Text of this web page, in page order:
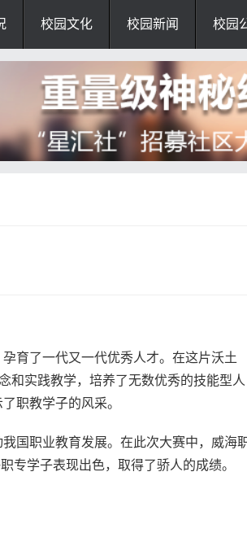
校园文化 校园新闻 校园
育了一代又一代优秀人才。在这片沃土
和实践教学，培养了无数优秀的技能型人
职教学子的风采。
国职业教育发展。在此次大赛中，威海
专学子表现出色，取得了骄人的成绩。